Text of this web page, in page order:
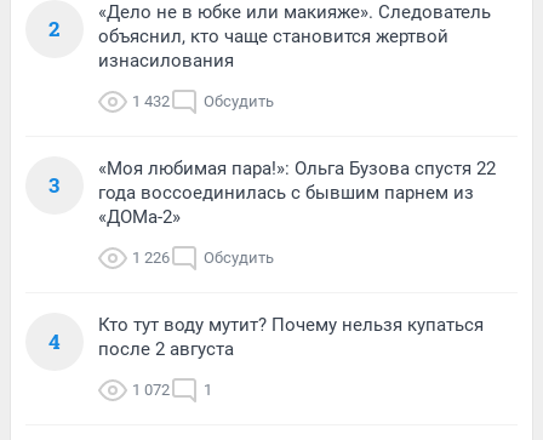
2
«Дело не в юбке или макияже». Следователь
объяснил, кто чаще становится жертвой
изнасилования
1 432 Обсудить
3
«Моя любимая пара!»: Ольга Бузова спустя 22
года воссоединилась с бывшим парнем из
«ДОМа-2»
1 226 Обсудить
4
Кто тут воду мутит? Почему нельзя купаться
после 2 августа
1 072 1